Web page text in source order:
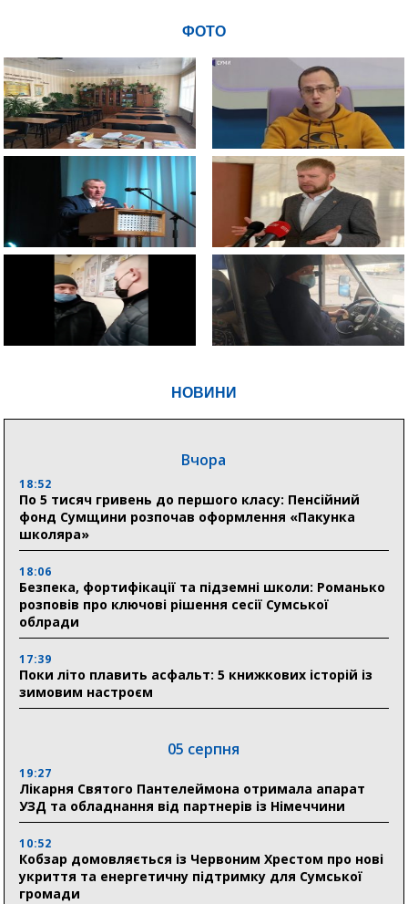
НОВИНИ
Вчора
18:52
По 5 тисяч гривень до першого класу: Пенсійний
фонд Сумщини розпочав оформлення «Пакунка
школяра»
18:06
Безпека, фортифікації та підземні школи: Романько
розповів про ключові рішення сесії Сумської
облради
17:39
Поки літо плавить асфальт: 5 книжкових історій із
зимовим настроєм
05 серпня
19:27
Лікарня Святого Пантелеймона отримала апарат
УЗД та обладнання від партнерів із Німеччини
10:52
Кобзар домовляється із Червоним Хрестом про нові
укриття та енергетичну підтримку для Сумської
громади
ФОТО